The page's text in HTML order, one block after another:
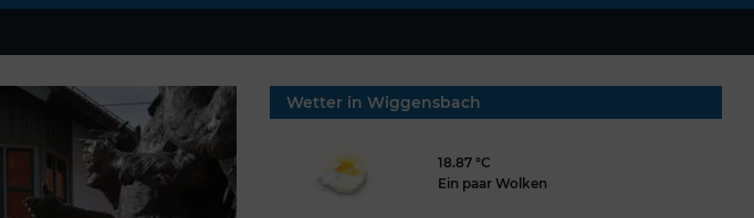
Wetter in Wiggensbach
18.87 °C
Ein paar Wolken